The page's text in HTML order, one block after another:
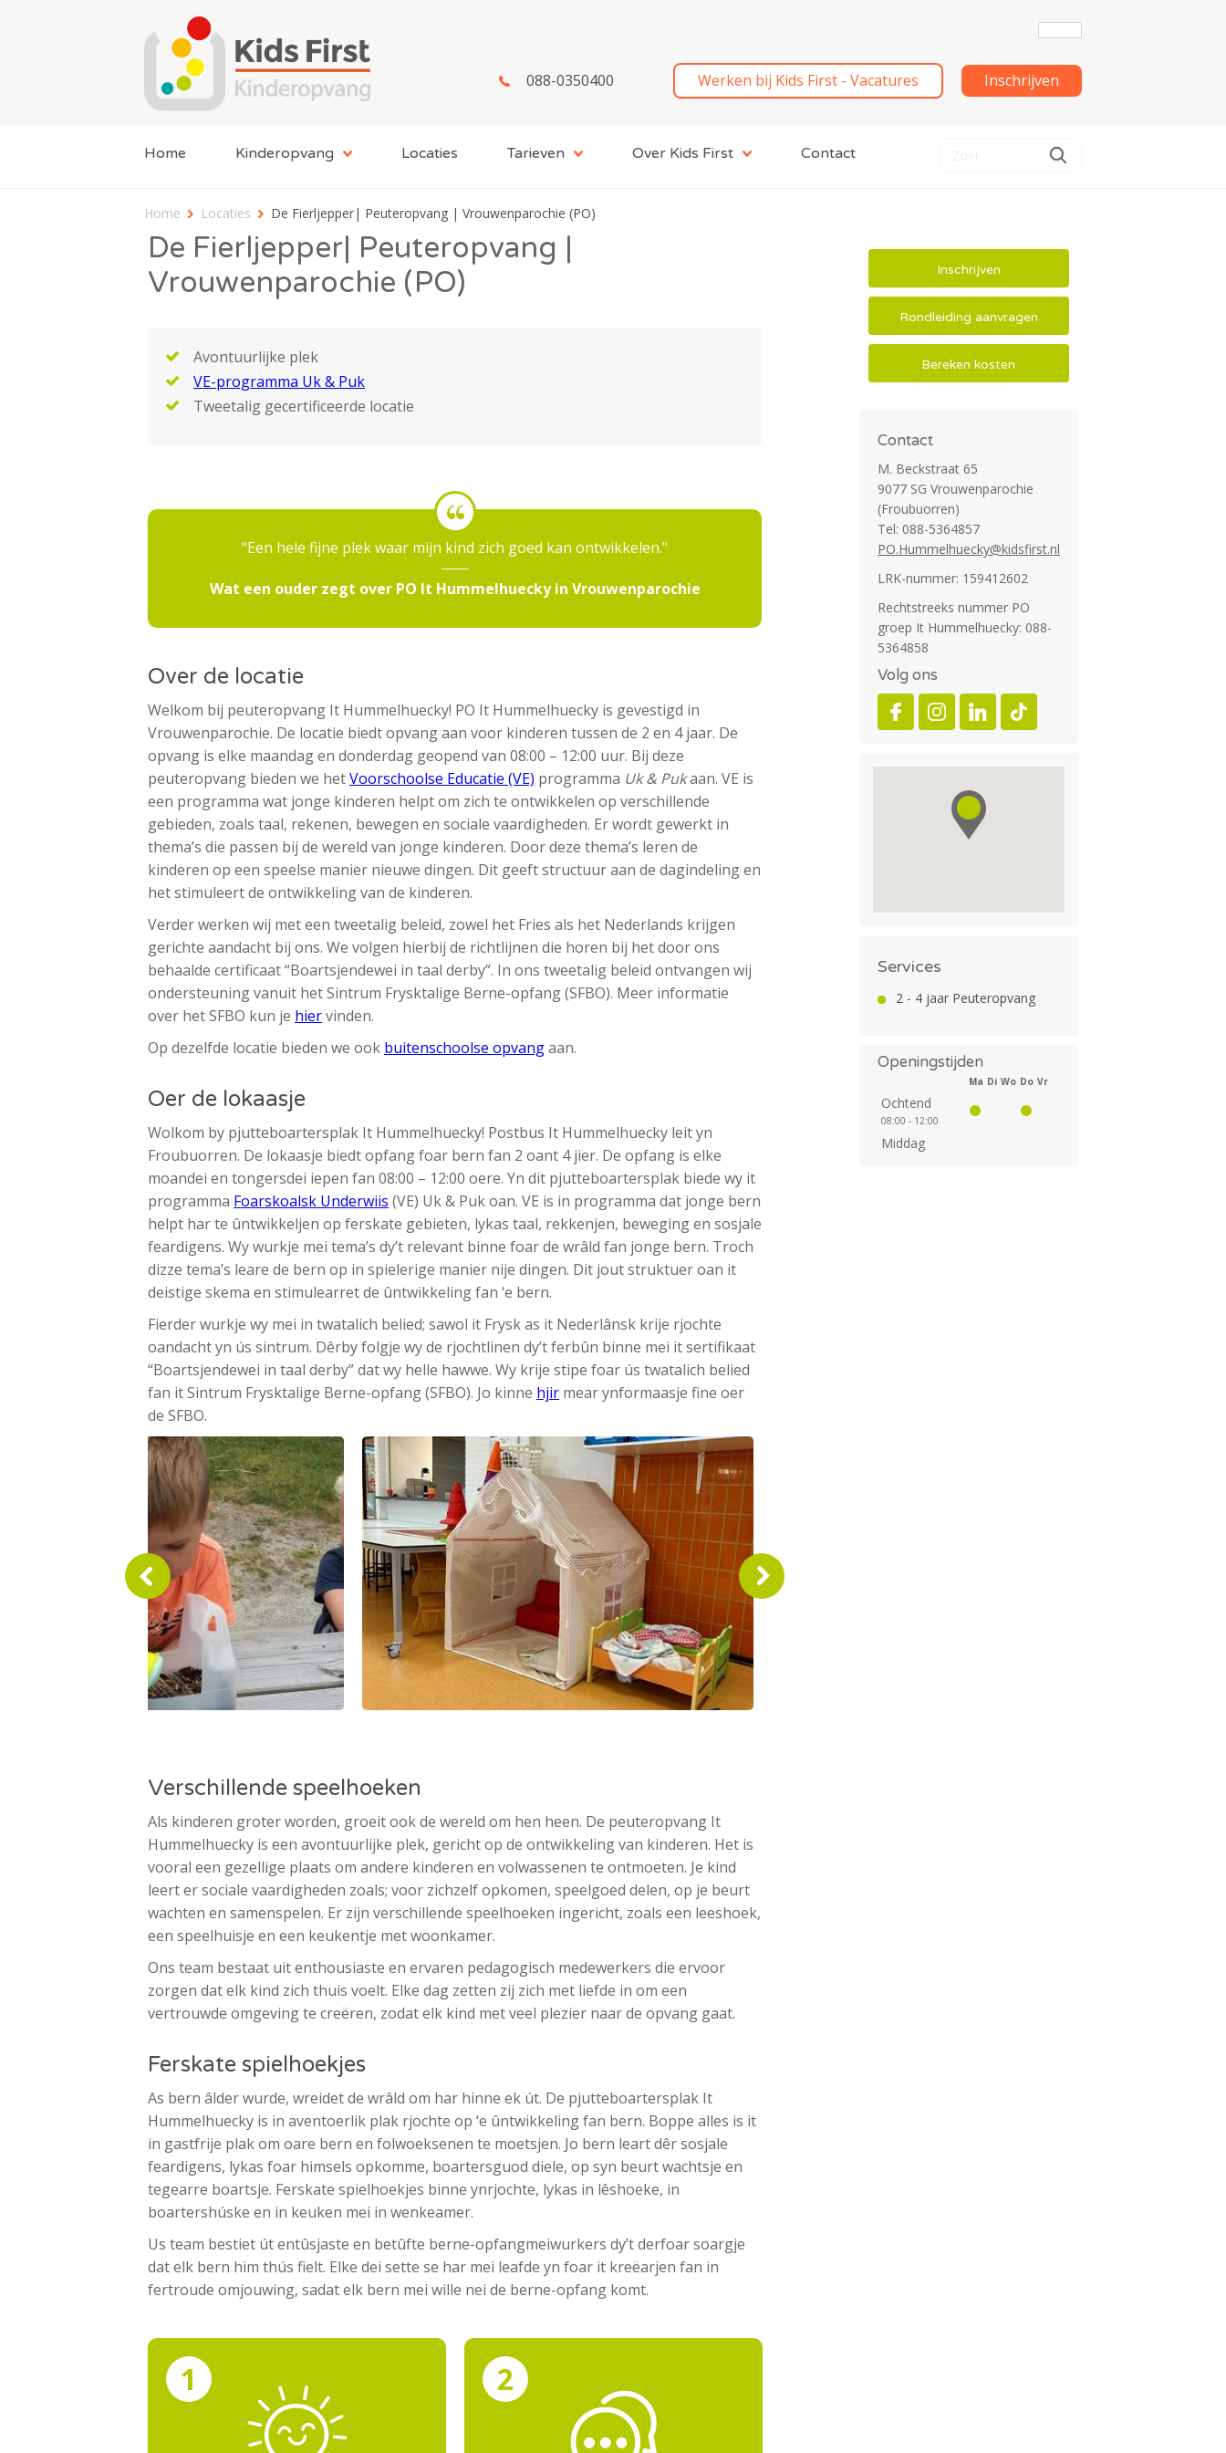
088-0350400 Werken bij Kids First - Vacatures Inschrijven
Home Kinderopvang Locaties Tarieven Over Kids First Contact
Home Locaties De Fierljepper| Peuteropvang | Vrouwenparochie (PO)
De Fierljepper| Peuteropvang |
Vrouwenparochie (PO)
Avontuurlijke plek
VE-programma Uk & Puk
Tweetalig gecertificeerde locatie
Een hele fijne plek waar mijn kind zich goed kan ontwikkelen.
Wat een ouder zegt over PO It Hummelhuecky in Vrouwenparochie
Over de locatie
Welkom bij peuteropvang It Hummelhuecky! PO It Hummelhuecky is gevestigd in
Vrouwenparochie. De locatie biedt opvang aan voor kinderen tussen de 2 en 4 jaar. De
opvang is elke maandag en donderdag geopend van 08:00 – 12:00 uur. Bij deze
peuteropvang bieden we hetVoorschoolse Educatie (VE) programma Uk & Pukaan. VE is
een programma wat jonge kinderen helpt om zich te ontwikkelen op verschillende
gebieden, zoals taal, rekenen, bewegen en sociale vaardigheden. Er wordt gewerkt in
thema’s die passen bij de wereld van jonge kinderen. Door deze thema’s leren de
kinderen op een speelse manier nieuwe dingen. Dit geeft structuur aan de dagindeling en
het stimuleert de ontwikkeling van de kinderen.
Verder werken wij met een tweetalig beleid, zowel het Fries als het Nederlands krijgen
gerichte aandacht bij ons. We volgen hierbij de richtlijnen die horen bij het door ons
behaalde certificaat “Boartsjendewei in taal derby”. In ons tweetalig beleid ontvangen wij
ondersteuning vanuit het Sintrum Frysktalige Berne-opfang (SFBO). Meer informatie
over het SFBO kun je hiervinden.
Op dezelfde locatie bieden we ook buitenschoolse opvangaan.
Oer de lokaasje
Wolkom by pjutteboartersplak It Hummelhuecky! Postbus It Hummelhuecky leit yn
Froubuorren. De lokaasje biedt opfang foar bern fan 2 oant 4 jier. De opfang is elke
moandei en tongersdei iepen fan 08:00 – 12:00 oere. Yn dit pjutteboartersplak biede wy it
programma Foarskoalsk Underwiis (VE) Uk & Puk oan. VE is in programma dat jonge bern
helpt har te ûntwikkeljen op ferskate gebieten, lykas taal, rekkenjen, beweging en sosjale
feardigens. Wy wurkje mei tema’s dy’t relevant binne foar de wrâld fan jonge bern. Troch
dizze tema’s leare de bern op in spielerige manier nije dingen. Dit jout struktuer oan it
deistige skema en stimulearret de ûntwikkeling fan ‘e bern.
Fierder wurkje wy mei in twatalich belied; sawol it Frysk as it Nederlânsk krije rjochte
oandacht yn ús sintrum. Dêrby folgje wy de rjochtlinen dy’t ferbûn binne mei it sertifikaat
“Boartsjendewei in taal derby” dat wy helle hawwe. Wy krije stipe foar ús twatalich belied
fan it Sintrum Frysktalige Berne-opfang (SFBO). Jo kinne hjir mear ynformaasje fine oer
de SFBO.
Verschillende speelhoeken
Als kinderen groter worden, groeit ook de wereld om hen heen. De peuteropvang It
Hummelhuecky is een avontuurlijke plek, gericht op de ontwikkeling van kinderen. Het is
vooral een gezellige plaats om andere kinderen en volwassenen te ontmoeten. Je kind
leert er sociale vaardigheden zoals; voor zichzelf opkomen, speelgoed delen, op je beurt
wachten en samenspelen. Er zijn verschillende speelhoeken ingericht, zoals een leeshoek,
een speelhuisje en een keukentje met woonkamer.
Ons team bestaat uit enthousiaste en ervaren pedagogisch medewerkers die ervoor
zorgen dat elk kind zich thuis voelt. Elke dag zetten zij zich met liefde in om een
vertrouwde omgeving te creëren, zodat elk kind met veel plezier naar de opvang gaat.
Ferskate spielhoekjes
As bern âlder wurde, wreidet de wrâld om har hinne ek út. De pjutteboartersplak It
Hummelhuecky is in aventoerlik plak rjochte op ‘e ûntwikkeling fan bern. Boppe alles is it
in gastfrije plak om oare bern en folwoeksenen te moetsjen. Jo bern leart dêr sosjale
feardigens, lykas foar himsels opkomme, boartersguod diele, op syn beurt wachtsje en
tegearre boartsje. Ferskate spielhoekjes binne ynrjochte, lykas in lêshoeke, in
boartershúske en in keuken mei in wenkeamer.
Us team bestiet út entûsjaste en betûfte berne-opfangmeiwurkers dy’t derfoar soargje
dat elk bern him thús fielt. Elke dei sette se har mei leafde yn foar it kreëarjen fan in
fertroude omjouwing, sadat elk bern mei wille nei de berne-opfang komt.
Inschrijven
Rondleiding aanvragen
Bereken kosten
Contact
M. Beckstraat 65
9077 SG Vrouwenparochie
(Froubuorren)
Tel: 088-5364857
PO.Hummelhuecky@kidsfirst.nl
LRK-nummer: 159412602
Rechtstreeks nummer PO
groep It Hummelhuecky: 088-
5364858
Volg ons
Services
2 - 4 jaar Peuteropvang
Openingstijden
Ma Di Wo Do Vr
Ochtend
08:00 - 12:00
Middag